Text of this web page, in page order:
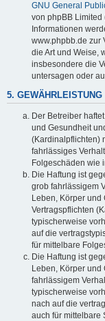
GNU General
von phpBB Limited
Informationen
www.phpbb.de zur
die Art und Weise,
insbesondere die
untersagen oder
5. GEWÄHRLEISTUNG
Der Betreiber
und Gesundheit
(Kardinalpflichten)
fahrlässiges
Folgeschäden wie
Die Haftung ist
grob fahrlässigem
Leben, Körper und
Vertragspflichten
typischerweise
auf die
für mittelbare
Die Haftung ist
Leben, Körper und
fahrlässigem
typischerweise
nach auf die
auch für mittelbare